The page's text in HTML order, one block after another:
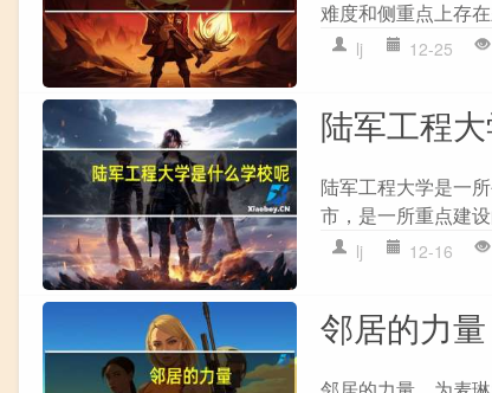
难度和侧重点上存
lj 12-25
陆军工程
陆军工程大学是一
市，是一所重点建
lj 12-16
邻居的力